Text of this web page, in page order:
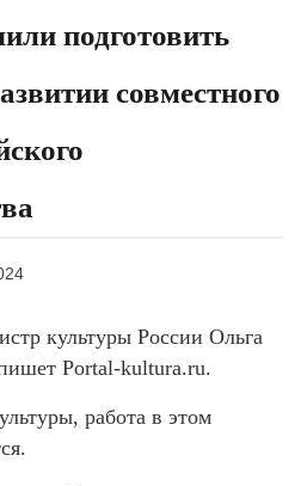
подготовить
совместного
культуры России Ольга
Portal-kultura.ru.
работа в этом